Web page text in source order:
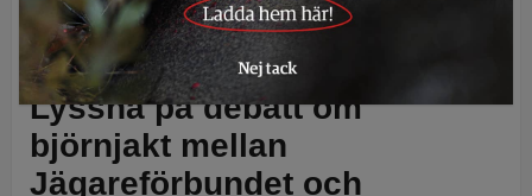
465 björnar får fällas vid årets licensjakt. Foto: Per Jonson
Lyssna på debatt om
björnjakt mellan
Jägareförbundet och